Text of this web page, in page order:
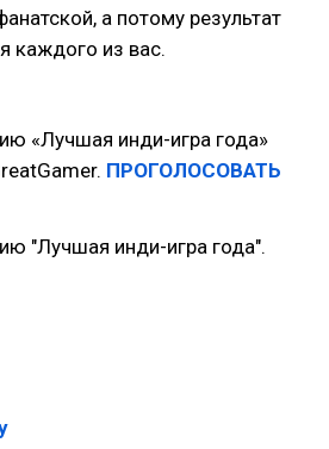
а потому результат
каждого из вас.
«Лучшая инди-игра года»
ПРОГОЛОСОВАТЬ
"Лучшая инди-игра года".